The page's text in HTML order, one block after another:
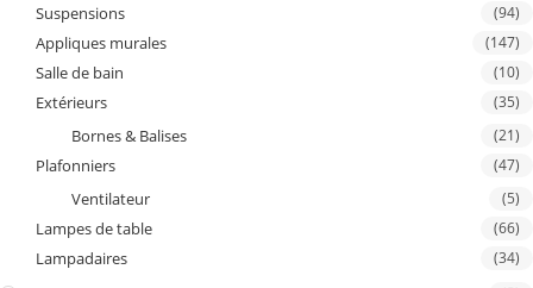
Suspensions (94)
Appliques murales (147)
Salle de bain (10)
Extérieurs (35)
Bornes & Balises (21)
Plafonniers (47)
Ventilateur (5)
Lampes de table (66)
Lampadaires (34)